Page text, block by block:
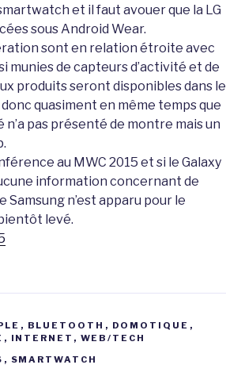
et il faut avouer que la LG
sous Android Wear.
sont en relation étroite avec
de capteurs d’activité et de
produits seront disponibles dans le
quasiment en même temps que
n’a pas présenté de montre mais un
au MWC 2015 et si le Galaxy
information concernant de
n’est apparu pour le
levé.
, BLUETOOTH , DOMOTIQUE ,
, INTERNET , WEB/TECH
, SMARTWATCH